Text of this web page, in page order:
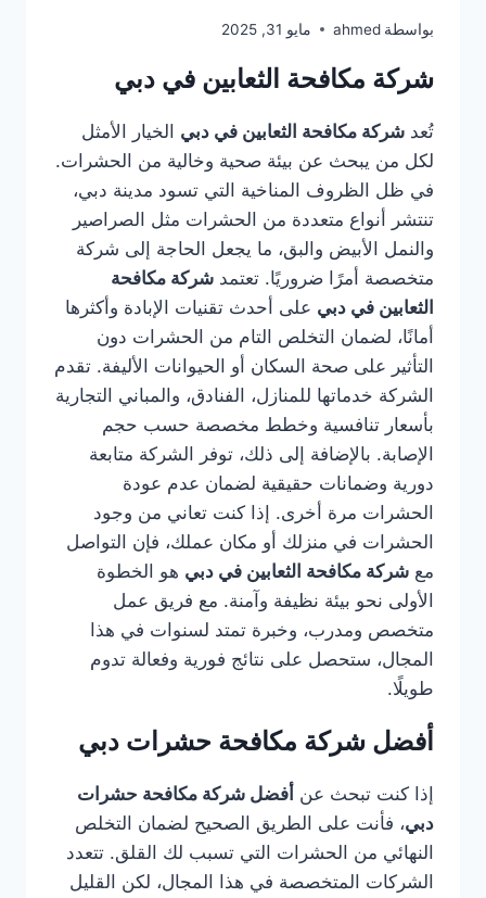
بواسطة ahmed مايو 31, 2025
شركة مكافحة الثعابين في دبي
تُعد شركة مكافحة الثعابين في دبي الخيار الأمثل
لكل من يبحث عن بيئة صحية وخالية من الحشرات.
في ظل الظروف المناخية التي تسود مدينة دبي،
تنتشر أنواع متعددة من الحشرات مثل الصراصير
والنمل الأبيض والبق، ما يجعل الحاجة إلى شركة
متخصصة أمرًا ضروريًا. تعتمد شركة مكافحة
الثعابين في دبي على أحدث تقنيات الإبادة وأكثرها
أمانًا، لضمان التخلص التام من الحشرات دون
التأثير على صحة السكان أو الحيوانات الأليفة. تقدم
الشركة خدماتها للمنازل، الفنادق، والمباني التجارية
بأسعار تنافسية وخطط مخصصة حسب حجم
الإصابة. بالإضافة إلى ذلك، توفر الشركة متابعة
دورية وضمانات حقيقية لضمان عدم عودة
الحشرات مرة أخرى. إذا كنت تعاني من وجود
الحشرات في منزلك أو مكان عملك، فإن التواصل
مع شركة مكافحة الثعابين في دبي هو الخطوة
الأولى نحو بيئة نظيفة وآمنة. مع فريق عمل
متخصص ومدرب، وخبرة تمتد لسنوات في هذا
المجال، ستحصل على نتائج فورية وفعالة تدوم
طويلًا.
أفضل شركة مكافحة حشرات دبي
إذا كنت تبحث عن أفضل شركة مكافحة حشرات
دبي، فأنت على الطريق الصحيح لضمان التخلص
النهائي من الحشرات التي تسبب لك القلق. تتعدد
الشركات المتخصصة في هذا المجال، لكن القليل